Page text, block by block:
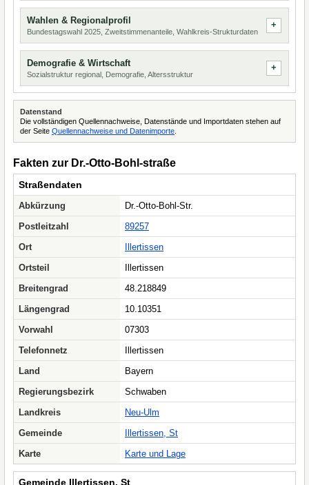
Wahlen & Regionalprofil
Bundestagswahl 2025, Zweitstimmenanteile, Wahlkreis-Strukturdaten
Demografie & Wirtschaft
Sozialstruktur regional, Demografie, Altersstruktur
Datenstand
Die vollständigen Quellennachweise, Datenstände und Importdaten stehen auf
der Seite Quellennachweise und Datenimporte
Fakten zur Dr.-Otto-Bohl-straße
Straßendaten
Abkürzung
Dr.-Otto-Bohl-Str.
Postleitzahl
89257
Ort
Illertissen
Ortsteil
Illertissen
Breitengrad
48.218849
Längengrad
10.10351
Vorwahl
07303
Telefonnetz
Illertissen
Land
Bayern
Regierungsbezirk
Schwaben
Landkreis
Neu-Ulm
Gemeinde
Illertissen, St
Karte
Karte und Lage
Gemeinde Illertissen, St